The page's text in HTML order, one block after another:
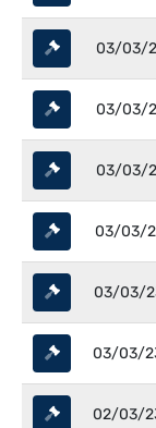
03/03/
03/03/
03/03/
03/03/
03/03/
03/03/
02/03/